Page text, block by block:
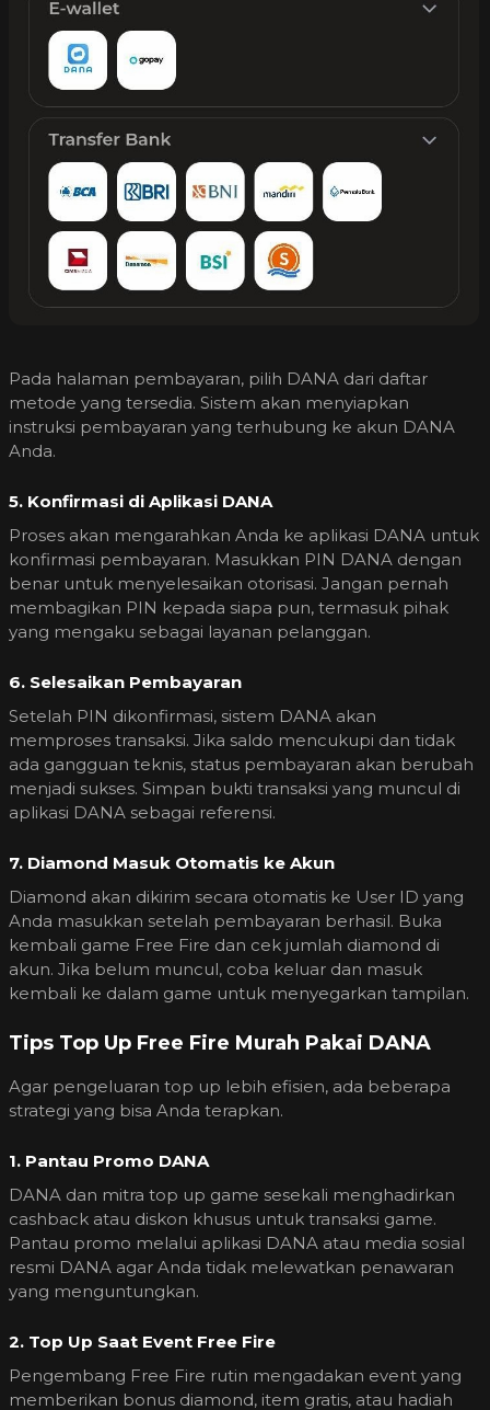
Pada halaman pembayaran, pilih DANA dari daftar
metode yang tersedia. Sistem akan menyiapkan
instruksi pembayaran yang terhubung ke akun DANA
Anda.
5. Konfirmasi di Aplikasi DANA
Proses akan mengarahkan Anda ke aplikasi DANA untuk
konfirmasi pembayaran. Masukkan PIN DANA dengan
benar untuk menyelesaikan otorisasi. Jangan pernah
membagikan PIN kepada siapa pun, termasuk pihak
yang mengaku sebagai layanan pelanggan.
6. Selesaikan Pembayaran
Setelah PIN dikonfirmasi, sistem DANA akan
memproses transaksi. Jika saldo mencukupi dan tidak
ada gangguan teknis, status pembayaran akan berubah
menjadi sukses. Simpan bukti transaksi yang muncul di
aplikasi DANA sebagai referensi.
7. Diamond Masuk Otomatis ke Akun
Diamond akan dikirim secara otomatis ke User ID yang
Anda masukkan setelah pembayaran berhasil. Buka
kembali game Free Fire dan cek jumlah diamond di
akun. Jika belum muncul, coba keluar dan masuk
kembali ke dalam game untuk menyegarkan tampilan.
Tips Top Up Free Fire Murah Pakai DANA
Agar pengeluaran top up lebih efisien, ada beberapa
strategi yang bisa Anda terapkan.
1. Pantau Promo DANA
DANA dan mitra top up game sesekali menghadirkan
cashback atau diskon khusus untuk transaksi game.
Pantau promo melalui aplikasi DANA atau media sosial
resmi DANA agar Anda tidak melewatkan penawaran
yang menguntungkan.
2. Top Up Saat Event Free Fire
Pengembang Free Fire rutin mengadakan event yang
memberikan bonus diamond, item gratis, atau hadiah